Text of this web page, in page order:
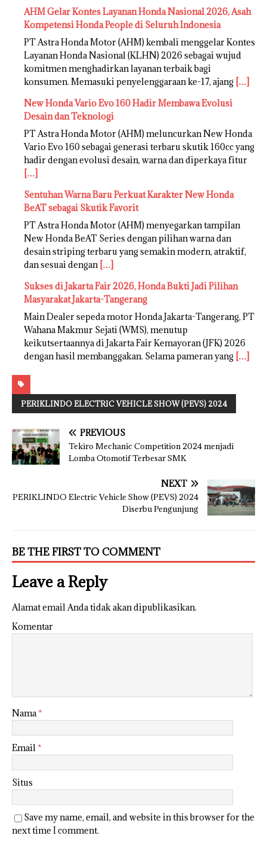
AHM Gelar Kontes Layanan Honda Nasional 2026, Asah
Kompetensi Honda People di Seluruh Indonesia
PT Astra Honda Motor (AHM) kembali menggelar Kontes
Layanan Honda Nasional (KLHN) 2026 sebagai wujud
komitmen menghadirkan layanan terbaik bagi
konsumen. Memasuki penyelenggaraan ke-17, ajang […]
New Honda Vario Evo 160 Hadir Membawa Evolusi
Desain dan Teknologi
PT Astra Honda Motor (AHM) meluncurkan New Honda
Vario Evo 160 sebagai generasi terbaru skutik 160cc yang
hadir dengan evolusi desain, warna dan diperkaya fitur
[…]
Sentuhan Warna Baru Perkuat Karakter New Honda
BeAT sebagai Skutik Favorit
PT Astra Honda Motor (AHM) menyegarkan tampilan
New Honda BeAT Series dengan pilihan warna dan
desain striping terbaru yang semakin modern, atraktif,
dan sesuai dengan […]
Sukses di Jakarta Fair 2026, Honda Bukti Jadi Pilihan
Masyarakat Jakarta-Tangerang
Main Dealer sepeda motor Honda Jakarta-Tangerang, PT
Wahana Makmur Sejati (WMS), menutup
keikutsertaannya di Jakarta Fair Kemayoran (JFK) 2026
dengan hasil membanggakan. Selama pameran yang […]
PERIKLINDO ELECTRIC VEHICLE SHOW (PEVS) 2024
PREVIOUS
Tekiro Mechanic Competition 2024 menjadi
Lomba Otomotif Terbesar SMK
NEXT
PERIKLINDO Electric Vehicle Show (PEVS) 2024
Diserbu Pengunjung
BE THE FIRST TO COMMENT
Leave a Reply
Alamat email Anda tidak akan dipublikasikan.
Komentar
Nama*
Email *
Situs
Save my name, email, and website in this browser for the
next time I comment.